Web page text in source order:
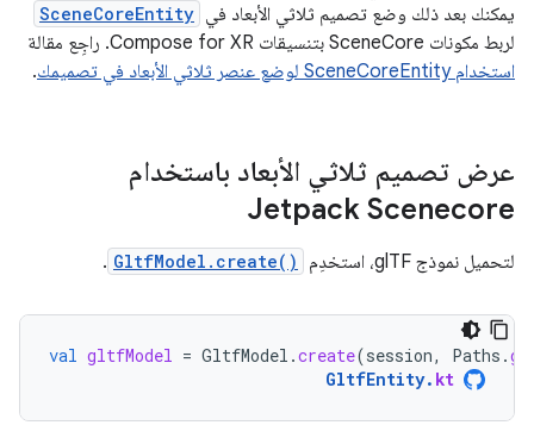
يمكنك بعد ذلك وضع تصميم ثلاثي الأبعاد في SceneCoreEntity
لربط مكونات SceneCore بتنسيقات Compose for XR. راجِع مقالة
استخدام SceneCoreEntity لوضع عنصر ثلاثي الأبعاد في تصميمك
.
عرض تصميم ثلاثي الأبعاد باستخدام
Jetpack Scenecore
لتحميل نموذج glTF، استخدِم GltfModel.create()
.
val gltfModel = GltfModel .create(session, Paths .
GltfEntity. kt